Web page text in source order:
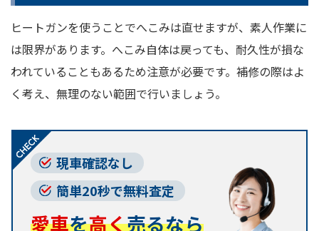
ヒートガンを使うことでへこみは直せますが、素人作業に
は限界があります。へこみ自体は戻っても、耐久性が損な
われていることもあるため注意が必要です。補修の際はよ
く考え、無理のない範囲で行いましょう。
現車確認なし
簡単20秒で無料査定
愛車を高く売るなら